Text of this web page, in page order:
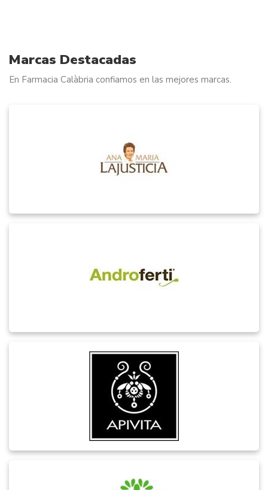
Marcas Destacadas
En Farmacia Calàbria confiamos en las mejores marcas.